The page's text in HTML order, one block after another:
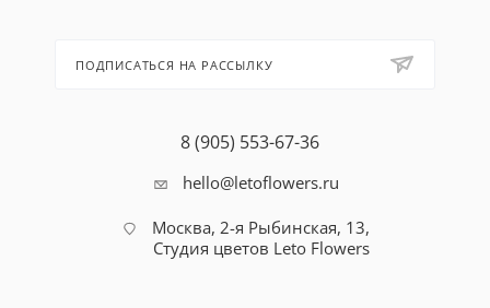
ПОДПИСАТЬСЯ НА РАССЫЛКУ
8 (905) 553-67-36
hello@letoflowers.ru
Москва, 2-я Рыбинская, 13,
Студия цветов Leto Flowers